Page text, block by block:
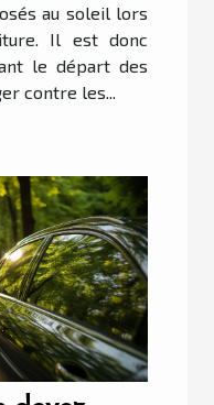
au soleil lors
Il est donc
le départ des
contre les...